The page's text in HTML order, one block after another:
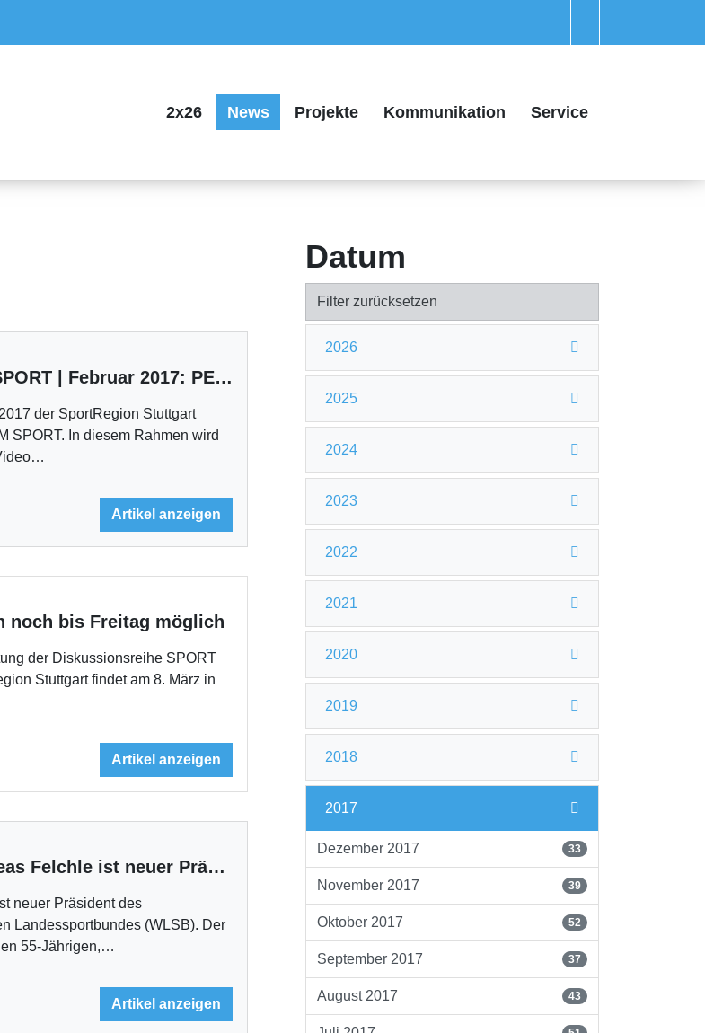
2x26 News Projekte Kommunikation Service
FRAUEN IM SPORT | Februar 2017: PESKY KIDS aus Esslingen
der SportRegion Stuttgart
SPORT. In diesem Rahmen wird
Artikel anzeigen
noch bis Freitag möglich
der Diskussionsreihe SPORT
Stuttgart findet am 8. März in
Artikel anzeigen
WLSB | Andreas Felchle ist neuer Präsident des Verbandes
neuer Präsident des
Landessportbundes (WLSB). Der
55-Jährigen,…
Artikel anzeigen
Datum
Filter zurücksetzen
2026
2025
2024
2023
2022
2021
2020
2019
2018
2017
Dezember 2017 33
November 2017 39
Oktober 2017 52
September 2017 37
August 2017 43